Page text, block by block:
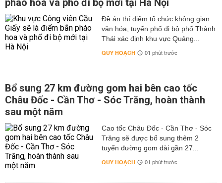
pháo hoa và phố đi bộ mới tại Hà Nội
Đề án thí điểm tổ chức không gian
văn hóa, tuyến phố đi bộ phố Thành
Thái xác định khu vực Quảng...
QUY HOẠCH 01 phút trước
Bổ sung 27 km đường gom hai bên cao tốc
Châu Đốc - Cần Thơ - Sóc Trăng, hoàn thành
sau một năm
Cao tốc Châu Đốc - Cần Thơ - Sóc
Trăng sẽ được bổ sung thêm 2
tuyến đường gom dài gần 27...
QUY HOẠCH 01 phút trước